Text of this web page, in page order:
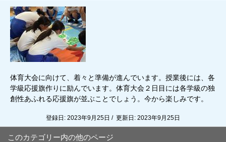
体育大会に向けて、着々と準備が進んでいます。授業後には、各
学級応援旗作りに励んでいます。体育大会２日目には各学級の独
創性あふれる応援旗が並ぶことでしょう。今から楽しみです。
登録日: 2023年9月25日 / 更新日: 2023年9月25日
このカテゴリー内の他のページ